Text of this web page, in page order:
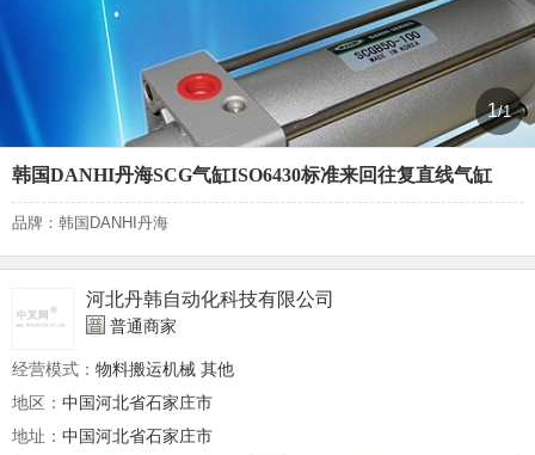
1/1
韩国DANHI丹海SCG气缸ISO6430标准来回往复直线气缸
品牌：韩国DANHI丹海
河北丹韩自动化科技有限公司
普通商家
经营模式： 物料搬运机械 其他
地区： 中国河北省石家庄市
地址： 中国河北省石家庄市